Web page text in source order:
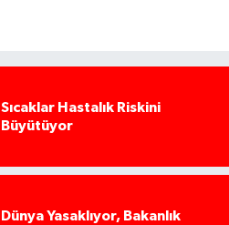
Sıcaklar Hastalık Riskini
Büyütüyor
Dünya Yasaklıyor, Bakanlık